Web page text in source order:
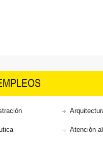
Atención